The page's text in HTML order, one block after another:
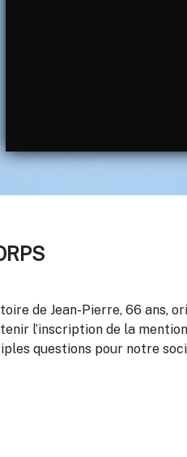
de Jean-Pierre, 66 ans,
l’inscription de la
questions pour notre